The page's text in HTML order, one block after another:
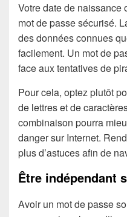
Votre date de naissance
mot de passe sécurisé.
des données connues
facilement. Un mot de
face aux tentatives de
Pour cela, optez plutôt
de lettres et de
combinaison pourra
danger sur Internet.
plus d’astuces afin de
Être indépendant
Avoir un mot de passe